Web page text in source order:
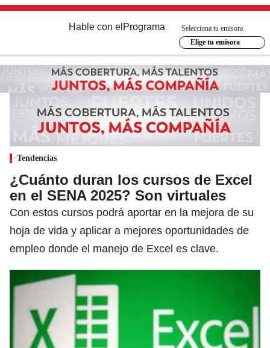
Hable con el Programa
Selecciona tu emisora
Elige tu emisora
Tendencias
¿Cuánto duran los cursos de Excel
en el SENA 2025? Son virtuales
Con estos cursos podrá aportar en la mejora de su
hoja de vida y aplicar a mejores oportunidades de
empleo donde el manejo de Excel es clave.